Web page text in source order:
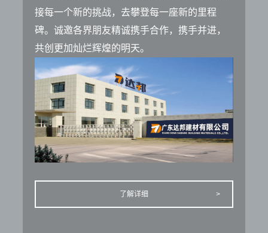
接每一个新的挑战，去攀登每一座新的里程
碑。诚邀各界朋友精诚携手合作，携手并进，
共创更加灿烂辉煌的明天。
了解详细